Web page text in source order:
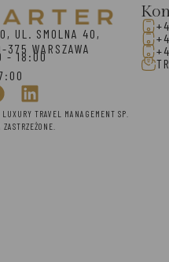
UL. SMOLNA 40,
WARSZAWA
- 18:00
TRAVEL MANAGEMENT SP.